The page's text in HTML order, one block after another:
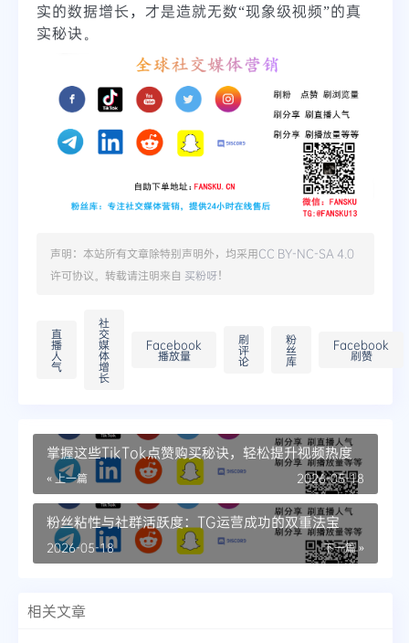
实的数据增长，才是造就无数“现象级视频”的真
实秘诀。
声明：本站所有文章除特别声明外，均采用CC BY-NC-SA 4.0
许可协议。转载请注明来自 买粉呀！
直
播
人
气
社
交
媒
体
增
长
Facebook
播放量
刷
评
论
粉
丝
库
Facebook
刷赞
掌握这些TikTok点赞购买秘诀，轻松提升视频热度
« 上一篇 2026-05-18
粉丝粘性与社群活跃度：TG运营成功的双重法宝
下一篇 »
2026-05-18
相关文章